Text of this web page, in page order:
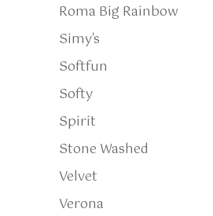
Roma Big Rainbow
Simy's
Softfun
Softy
Spirit
Stone Washed
Velvet
Verona